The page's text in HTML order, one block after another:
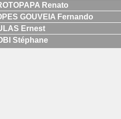
Renato
GOUVEIA Fernando
Ernest
Stéphane